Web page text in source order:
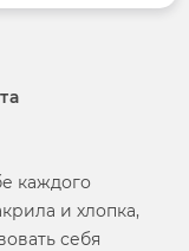
вязаный
каждого
и хлопка,
себя